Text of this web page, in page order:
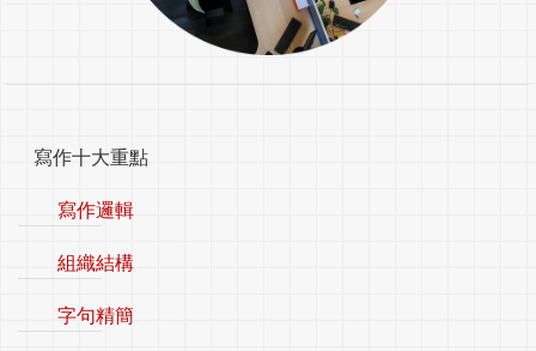
寫作十大重點
寫作邏輯
組織結構
字句精簡